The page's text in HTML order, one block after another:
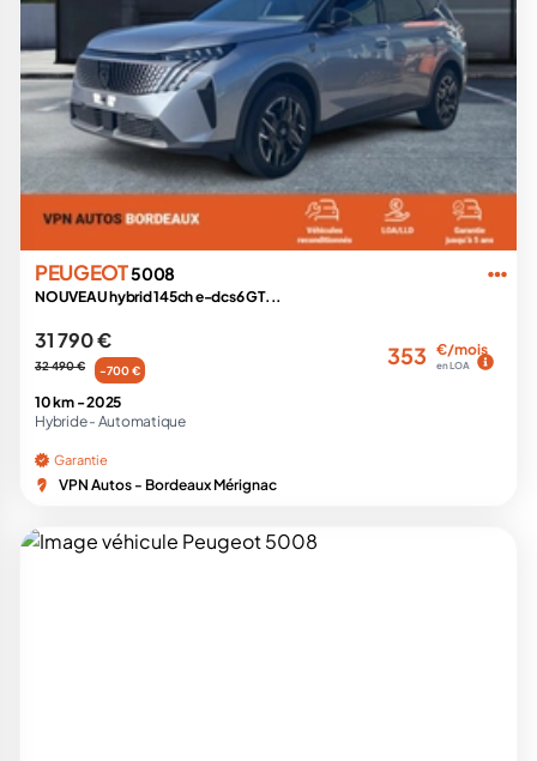
PEUGEOT5008
NOUVEAU hybrid 145ch e-dcs6 GT...
31 790 €
32 490 € -700 €
353 €/mois
en LOA
10 km -2025
Hybride - Automatique
Garantie
VPN Autos - Bordeaux Mérignac